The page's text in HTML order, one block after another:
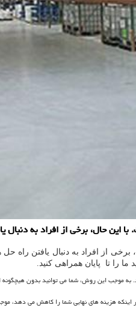
این حال، برخی از افراد به
از افراد به دنبال یافتن راه
را تا پایان همراهی کنید.
این روش، شما می توانید بدون هیچگونه
اینکه هزینه های نهایی شما را کاهش می دهد،